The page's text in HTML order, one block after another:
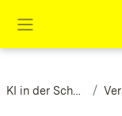
KI in der Schule